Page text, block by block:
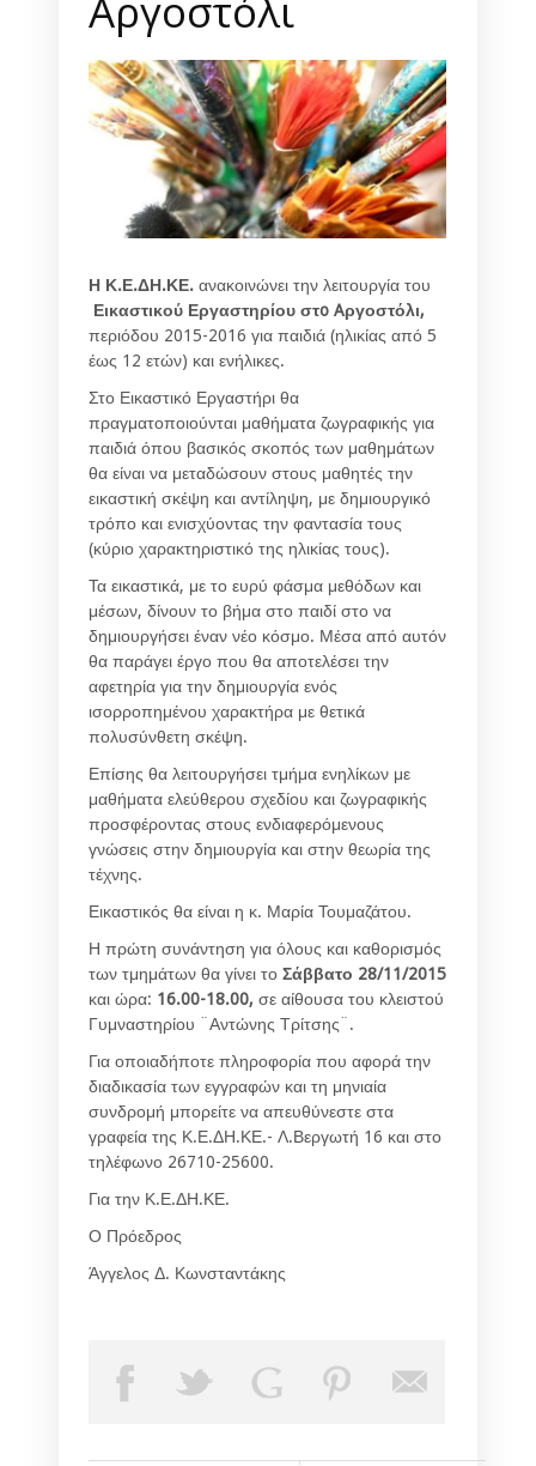
Η Κ.Ε.ΔΗ.ΚΕ. ανακοινώνει την λειτουργία του
Εικαστικού Εργαστηρίου στo Aργοστόλι,
περιόδου 2015-2016 για παιδιά (ηλικίας από 5
έως 12 ετών) και ενήλικες.
Στο Εικαστικό Εργαστήρι θα
πραγματοποιούνται μαθήματα ζωγραφικής για
παιδιά όπου βασικός σκοπός των μαθημάτων
θα είναι να μεταδώσουν στους μαθητές την
εικαστική σκέψη και αντίληψη, με δημιουργικό
τρόπο και ενισχύοντας την φαντασία τους
(κύριο χαρακτηριστικό της ηλικίας τους).
Τα εικαστικά, με το ευρύ φάσμα μεθόδων και
μέσων, δίνουν το βήμα στο παιδί στο να
δημιουργήσει έναν νέο κόσμο. Μέσα από αυτόν
θα παράγει έργο που θα αποτελέσει την
αφετηρία για την δημιουργία ενός
ισορροπημένου χαρακτήρα με θετικά
πολυσύνθετη σκέψη.
Επίσης θα λειτουργήσει τμήμα ενηλίκων με
μαθήματα ελεύθερου σχεδίου και ζωγραφικής
προσφέροντας στους ενδιαφερόμενους
γνώσεις στην δημιουργία και στην θεωρία της
τέχνης.
Εικαστικός θα είναι η κ. Μαρία Τουμαζάτου.
Η πρώτη συνάντηση για όλους και καθορισμός
των τμημάτων θα γίνει το Σάββατο 28/11/2015
και ώρα: 16.00-18.00, σε αίθουσα του κλειστού
Γυμναστηρίου ¨Αντώνης Τρίτσης¨.
Για οποιαδήποτε πληροφορία που αφορά την
διαδικασία των εγγραφών και τη μηνιαία
συνδρομή μπορείτε να απευθύνεστε στα
γραφεία της Κ.Ε.ΔΗ.ΚΕ.- Λ.Βεργωτή 16 και στο
τηλέφωνο 26710-25600.
Για την Κ.Ε.ΔΗ.ΚΕ.
Ο Πρόεδρος
Άγγελος Δ. Κωνσταντάκης